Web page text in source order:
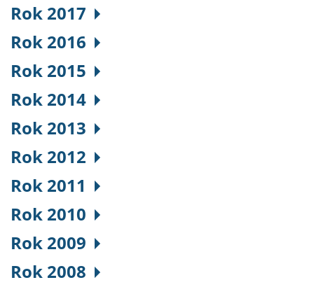
Rok 2017
Rok 2016
Rok 2015
Rok 2014
Rok 2013
Rok 2012
Rok 2011
Rok 2010
Rok 2009
Rok 2008